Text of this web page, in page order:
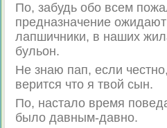
По, забудь обо всем
предназначение
лапшичники, в наших
бульон.
Не знаю пап, если
верится что я твой сын.
По, настало время
было давным-давно.